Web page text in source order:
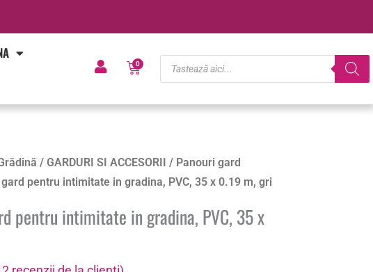
0
Cart
Products
search
/GARDURI SI ACCESORII / Panouri gard
pentru intimitate in gradina, PVC, 35 x 0.19 m, gri
pentru intimitate in gradina, PVC, 35 x